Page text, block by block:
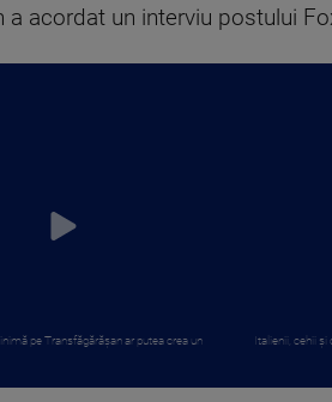
a acordat un interviu postului
pe Transfăgărășan ar putea crea un
Italienii, cehii și